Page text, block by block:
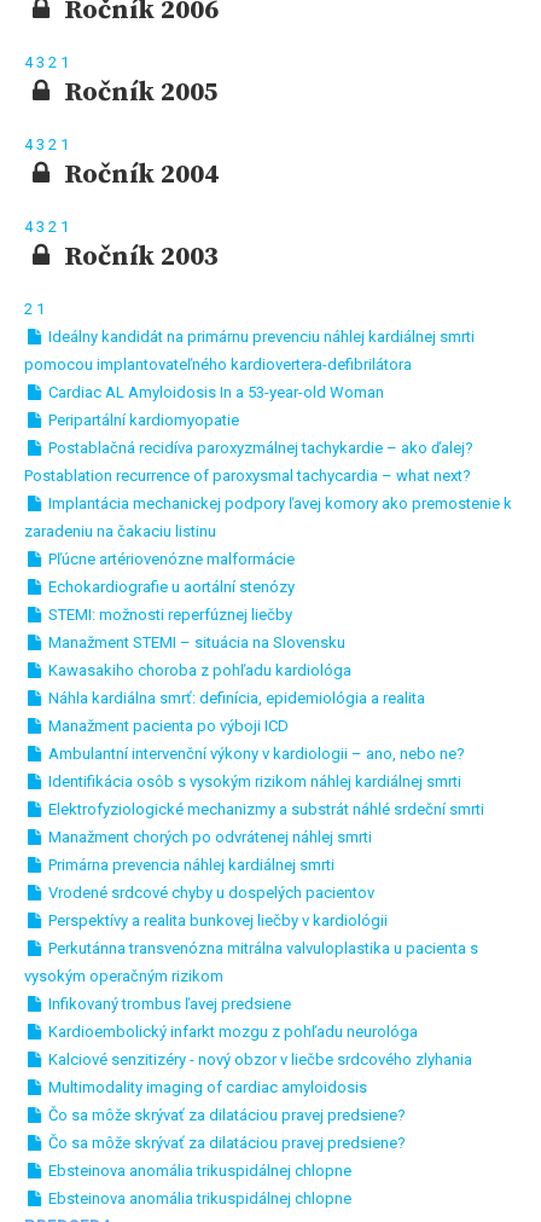
Ročník 2006
43 2 1
Ročník 2005
43 2 1
Ročník 2004
43 2 1
Ročník 2003
2 1
Ideálny kandidát na primárnu prevenciu náhlej kardiálnej smrti
pomocou implantovateľného kardiovertera-defibrilátora
Cardiac AL Amyloidosis In a 53-year-old Woman
Peripartální kardiomyopatie
Postablačná recidíva paroxyzmálnej tachykardie – ako ďalej?
Postablation recurrence of paroxysmal tachycardia – what next?
Implantácia mechanickej podpory ľavej komory ako premostenie k
zaradeniu na čakaciu listinu
Pľúcne artériovenózne malformácie
Echokardiografie u aortální stenózy
STEMI: možnosti reperfúznej liečby
Manažment STEMI – situácia na Slovensku
Kawasakiho choroba z pohľadu kardiológa
Náhla kardiálna smrť: definícia, epidemiológia a realita
Manažment pacienta po výboji ICD
Ambulantní intervenční výkony v kardiologii – ano, nebo ne?
Identifikácia osôb s vysokým rizikom náhlej kardiálnej smrti
Elektrofyziologické mechanizmy a substrát náhlé srdeční smrti
Manažment chorých po odvrátenej náhlej smrti
Primárna prevencia náhlej kardiálnej smrti
Vrodené srdcové chyby u dospelých pacientov
Perspektívy a realita bunkovej liečby v kardiológii
Perkutánna transvenózna mitrálna valvuloplastika u pacienta s
vysokým operačným rizikom
Infikovaný trombus ľavej predsiene
Kardioembolický infarkt mozgu z pohľadu neurológa
Kalciové senzitizéry - nový obzor v liečbe srdcového zlyhania
Multimodality imaging of cardiac amyloidosis
Čo sa môže skrývať za dilatáciou pravej predsiene?
Čo sa môže skrývať za dilatáciou pravej predsiene?
Ebsteinova anomália trikuspidálnej chlopne
Ebsteinova anomália trikuspidálnej chlopne